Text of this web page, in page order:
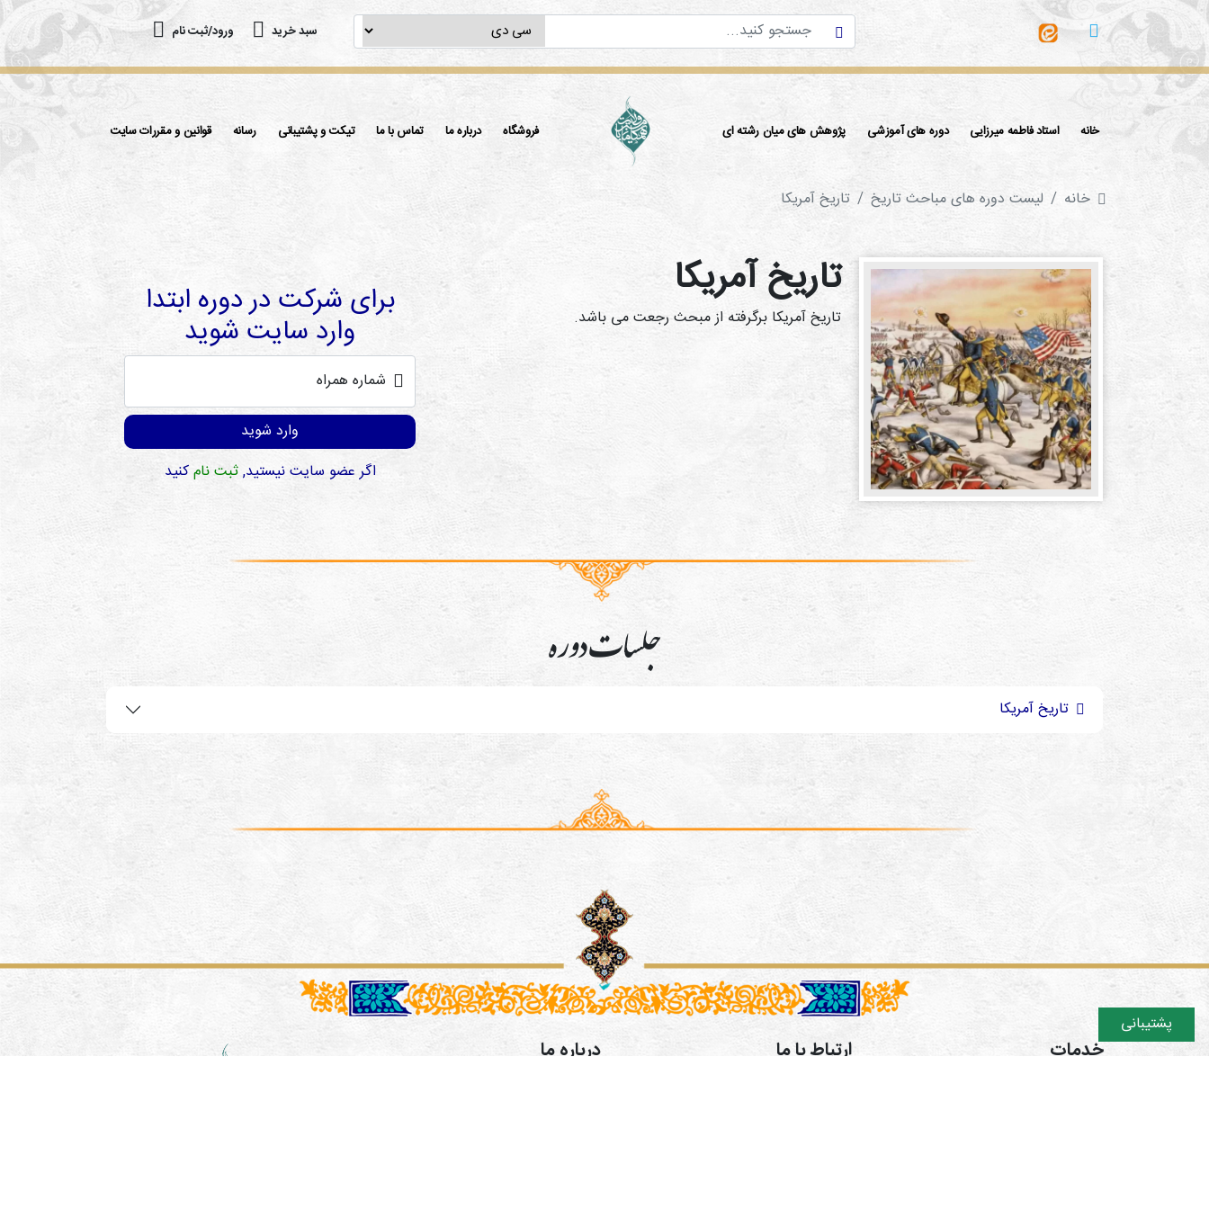
سبد خرید ورود/ثبت نام
خانه استاد فاطمه میرزایی دوره های آموزشی پژوهش های میان رشته ای فروشگاه درباره ما تماس با ما تیکت و پشتیبانی رسانه قوانین و مقررات سایت
خانه لیست دوره های مباحث تاریخ تاريخ آمريكا
تاريخ آمريكا
تاریخ آمریکا برگرفته از مبحث رجعت می باشد. برای شرکت در دوره ابتدا
وارد سایت شوید
شماره همراه
وارد شوید
اگر عضو سایت نیستید,ثبت نامکنید
جلسات دوره
تاريخ آمريكا
خدمات ارتباط با ما درباره ما
پشتیبانی